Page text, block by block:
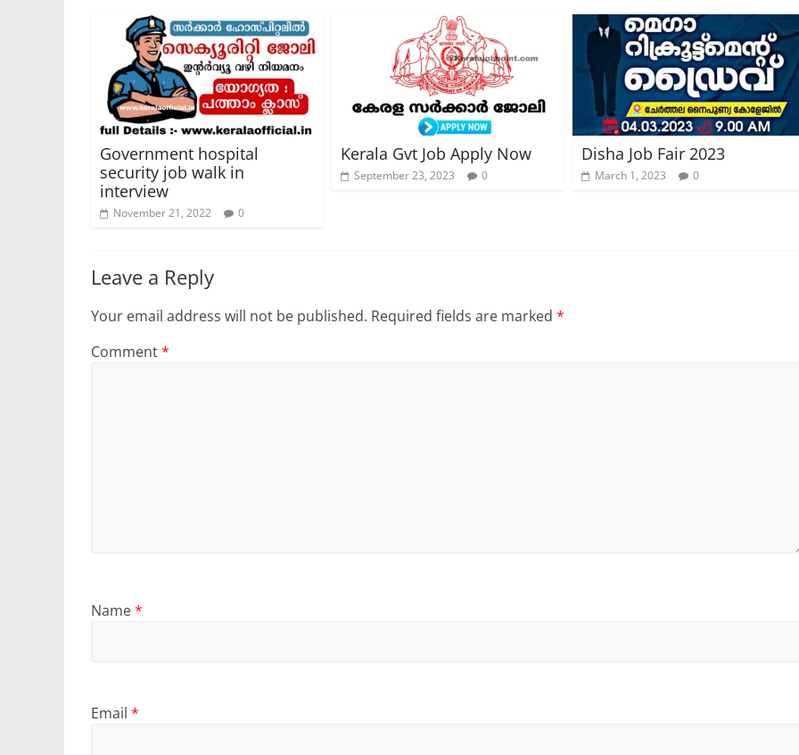
Government hospital
security job walk in
interview
November 21, 2022 0
Kerala Gvt Job Apply Now
September 23, 2023 0
Disha Job Fair 2023
March 1, 2023 0
Leave a Reply
Your email address will not be published. Required fields are marked *
Comment*
Name*
Email *